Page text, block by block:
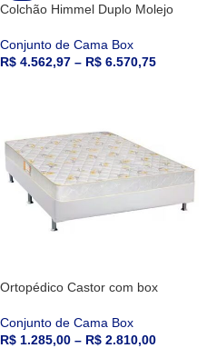
Colchão Himmel Duplo Molejo
Conjunto de Cama Box
R$ 4.562,97 – R$ 6.570,75
Ortopédico Castor com box
Conjunto de Cama Box
R$ 1.285,00 – R$ 2.810,00